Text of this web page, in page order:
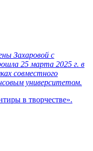
Захаровой с
25 марта 2025 г. в
совместного
университетом.
в творчестве».